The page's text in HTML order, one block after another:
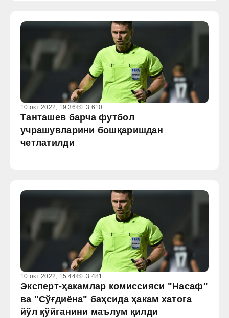
10 окт 2022, 19:36 3 610
Танташев барча футбол
учрашувларини бошқаришдан
четлатилди
10 окт 2022, 15:44 3 481
Эксперт-ҳакамлар комиссияси "Насаф"
ва "Сўғдиёна" баҳсида ҳакам хатога
йўл қўйганини маълум қилди